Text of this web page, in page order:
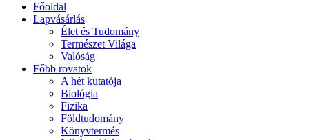
Főoldal
Lapvásárlás
Élet és Tudomány
Természet Világa
Valóság
Főbb rovatok
A hét kutatója
Biológia
Fizika
Földtudomány
Könyvtermés